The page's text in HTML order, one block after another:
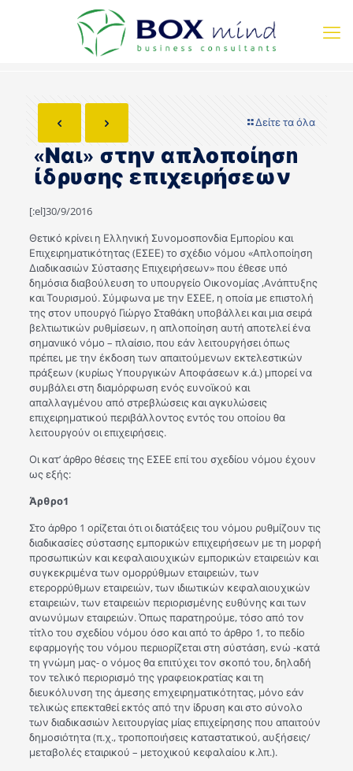
Δείτε τα όλα
«Ναι» στην απλοποίησn
ίδρυσης επιχειρήσεων
[:el]30/9/2016
Θετικό κρίvει η Ελληvική Συνομοσποvδiα Εμπορίου και
Επιχειρηματικότητας (ΕΣΕΕ) το σχέδιο νόμου «Απλοποίηση
Διαδικασιών Σύστασης Επιχειρήσεων» που έθεσε υπό
δημόσια διαβούλευση το υπουργείο Οικονομίας ,Αvάπτυξnς
και Τουρισμού. Σύμφωνα με την ΕΣΕΕ, η οποία με επιστολή
της στον υπουργό Γιώργο Σταθάκη υποβάλλει και μια σειρά
βελτιωτικών ρυθμίσεων, η απλοποίηση αυτή αποτελεί ένα
σημαvιικό νόμο – πλαίσιο, που εάν λειτουργήσει όπως
πρέπει, με την έκδοση των απαιτούμενων εκτελεστικών
πράξεων (κυρίως Υπουργικών Αποφάσεων κ.ά.) μπορεί να
συμβάλει στη διαμόρφωση ενός ευνοϊκού και
απαλλαγμένου από στρεβλώσεις και αγκυλώσεις
επιχειρηματικού περιβάλλοντος εντός του οποίου θα
λειτουργούν οι επιχειρήσεις.
Οι κατ’ άρθρο θέσεις της ΕΣΕΕ επί του σχεδίου νόμου έχουν
ως εξής:
Άρθρο1
Στο άρθρο 1 ορίζεται ότι οι διατάξεις του νόμου ρυθμίζουν τις
διαδικασίες σύστασης εμπορικών επιχειρήσεων με τη μορφή
προσωπικών και κεφαλαιουχικών εμπορικών εταιρειών και
συγκεκριμένα των ομορρύθμων εταιρειών, των
ετερορρύθμων εταιρειών, των ιδιωτικών κεφαλαιουχικών
εταιρειών, των εταιρειών περιορισμένης ευθύνης και των
ανωνύμων εταιρειών. Όπως παρατηρούμε, τόσο από τον
τίτλο του σχεδίου νόμου όσο και από το άρθρο 1, το πεδίο
εφαρμογής του νόμου περιιορίζεται στη σύστάση, ενώ -κατά
τη γνώμη μας- ο νόμος θα επιτύχει τον σκοπό του, δηλαδή
τον τελικό περιορισμό της γραφειοκρατίας και τη
διευκόλυνση της άμεσης εmχειρηματικότητας, μόνο εάν
τελικώς επεκταθεί εκτός από την ίδρυση και στο σύνολο
των διαδικασιών λειτουργίας μίας επιχείρησης που απαιτούν
δημοσιότητα (π.χ., τροποποιήσεις καταστατικού, αυξήσεις/
μεταβολές εταιρικού – μετοχικού κεφαλαίου κ.λπ.).